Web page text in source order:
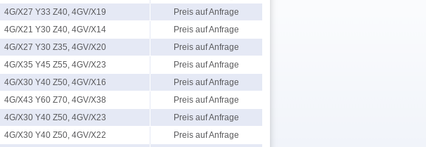
4G/X27 Y33 Z40, 4GV/X19
Preis auf Anfrage
4G/X21 Y30 Z40, 4GV/X14
Preis auf Anfrage
4G/X27 Y30 Z35, 4GV/X20
Preis auf Anfrage
4G/X35 Y45 Z55, 4GV/X23
Preis auf Anfrage
4G/X30 Y40 Z50, 4GV/X16
Preis auf Anfrage
4G/X43 Y60 Z70, 4GV/X38
Preis auf Anfrage
4G/X30 Y40 Z50, 4GV/X23
Preis auf Anfrage
4G/X30 Y40 Z50, 4GV/X22
Preis auf Anfrage